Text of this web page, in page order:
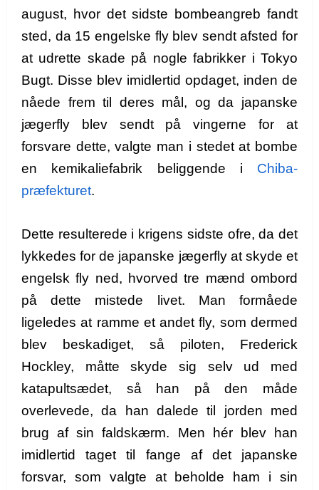
august, hvor det sidste bombeangreb fandt
sted, da 15 engelske fly blev sendt afsted for
at udrette skade på nogle fabrikker i Tokyo
Bugt. Disse blev imidlertid opdaget, inden de
nåede frem til deres mål, og da japanske
jægerfly blev sendt på vingerne for at
forsvare dette, valgte man i stedet at bombe
en kemikaliefabrik beliggende i Chiba-
præfekturet.
Dette resulterede i krigens sidste ofre, da det
lykkedes for de japanske jægerfly at skyde et
engelsk fly ned, hvorved tre mænd ombord
på dette mistede livet. Man formåede
ligeledes at ramme et andet fly, som dermed
blev beskadiget, så piloten, Frederick
Hockley, måtte skyde sig selv ud med
katapultsædet, så han på den måde
overlevede, da han dalede til jorden med
brug af sin faldskærm. Men hér blev han
imidlertid taget til fange af det japanske
forsvar, som valgte at beholde ham i sin